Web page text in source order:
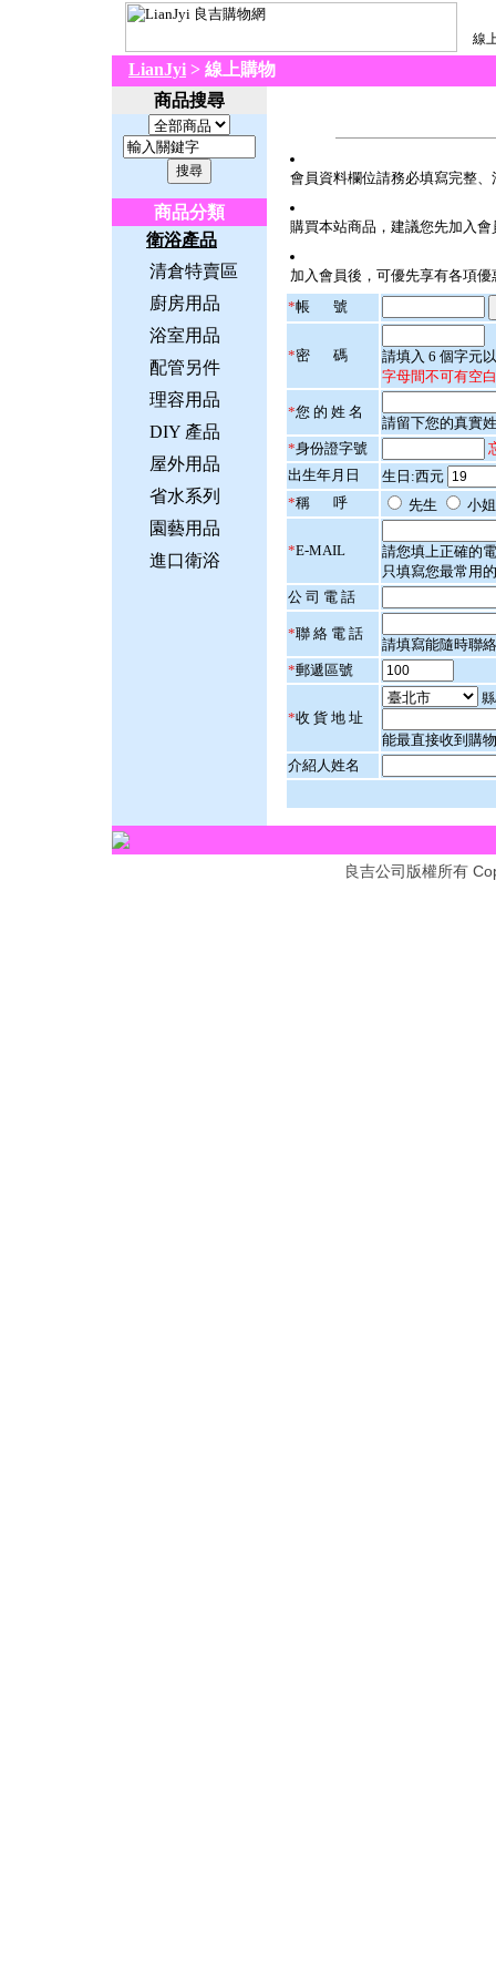
線
LianJyi > 線上購物
商品搜尋
商品分類
衛浴產品
清倉特賣區
廚房用品
浴室用品
配管另件
理容用品
DIY 產品
屋外用品
省水系列
園藝用品
進口衛浴
會員資料欄位請務必填寫完整
購買本站商品，建議您先加入
加入會員後，可優先享有各項
*帳 號
*密 碼
請填入 6 個字元
字母間不可有空
*您 的 姓 名
請留下您的真實
*身份證字號
出生年月日
生日:西元
*稱 呼 先生 小姐
*E-MAIL
請您填上正確的
只填寫您最常用
公 司 電 話
*聯 絡 電 話
請填寫能隨時聯
*郵遞區號
*收 貨 地 址
能最直接收到購
介紹人姓名
良吉公司版權所有